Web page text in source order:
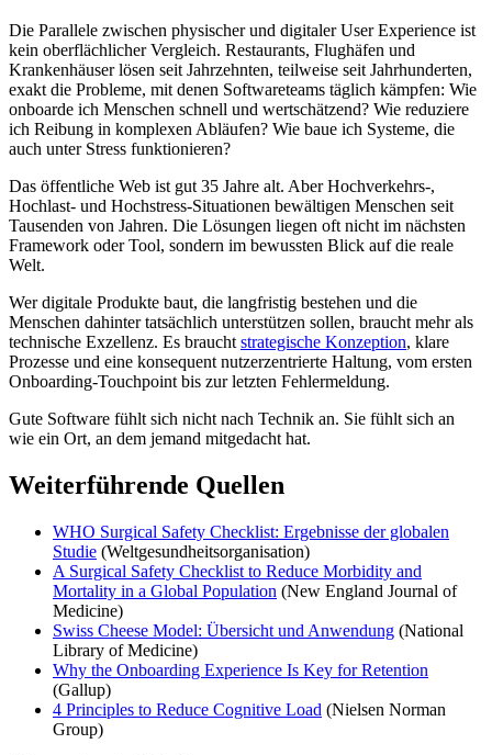
Die Parallele zwischen physischer und digitaler User Experience ist
kein oberflächlicher Vergleich. Restaurants, Flughäfen und
Krankenhäuser lösen seit Jahrzehnten, teilweise seit Jahrhunderten,
exakt die Probleme, mit denen Softwareteams täglich kämpfen: Wie
onboarde ich Menschen schnell und wertschätzend? Wie reduziere
ich Reibung in komplexen Abläufen? Wie baue ich Systeme, die
auch unter Stress funktionieren?
Das öffentliche Web ist gut 35 Jahre alt. Aber Hochverkehrs-,
Hochlast- und Hochstress-Situationen bewältigen Menschen seit
Tausenden von Jahren. Die Lösungen liegen oft nicht im nächsten
Framework oder Tool, sondern im bewussten Blick auf die reale
Welt.
Wer digitale Produkte baut, die langfristig bestehen und die
Menschen dahinter tatsächlich unterstützen sollen, braucht mehr als
technische Exzellenz. Es braucht strategische Konzeption, klare
Prozesse und eine konsequent nutzerzentrierte Haltung, vom ersten
Onboarding-Touchpoint bis zur letzten Fehlermeldung.
Gute Software fühlt sich nicht nach Technik an. Sie fühlt sich an
wie ein Ort, an dem jemand mitgedacht hat.
Weiterführende Quellen
WHO Surgical Safety Checklist: Ergebnisse der globalen
Studie (Weltgesundheitsorganisation)
A Surgical Safety Checklist to Reduce Morbidity and
Mortality in a Global Population (New England Journal of
Medicine)
Swiss Cheese Model: Übersicht und Anwendung (National
Library of Medicine)
Why the Onboarding Experience Is Key for Retention
(Gallup)
4 Principles to Reduce Cognitive Load (Nielsen Norman
Group)